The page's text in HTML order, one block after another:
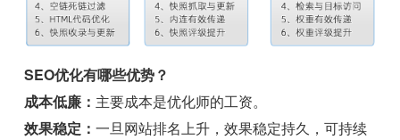
SEO优化有哪些优势？
成本低廉： 主要成本是优化师的工资。
效果稳定：一旦网站排名上升，效果稳定持久，可持续